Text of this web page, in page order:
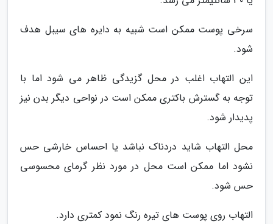
سرخی پوست ممکن است شبیه به دایره های سیبل هدف
شود.
این التهاب اغلب در محل گزیدگی ظاهر می شود اما با
توجه به گسترش باکتری ممکن است در نواحی دیگر بدن نیز
پدیدار شود.
محل التهاب شاید دردناک نباشد یا احساس خارشی حس
نشود اما ممکن است محل در مورد نظر گرمای محسوسی
حس شود.
التهاب روی پوست های تیره رنگ نمود کمتری دارد.